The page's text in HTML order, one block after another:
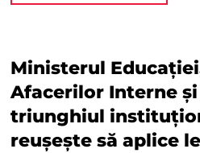
Ministerul
Afacerilor Interne și
triunghiul
reușește să aplice